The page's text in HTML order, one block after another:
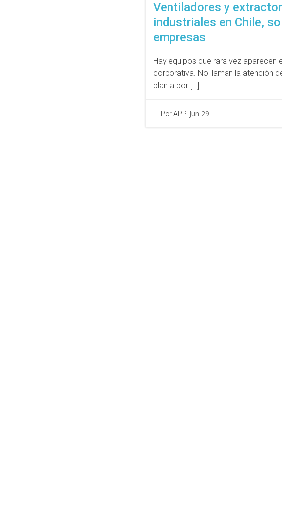
Ventiladores y
industriales en Chile,
empresas
Hay equipos que rara vez aparecen
corporativa. No llaman la atención
planta por […]
Por APP. Jun 29